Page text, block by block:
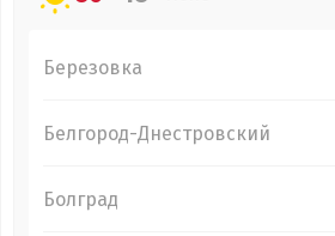
Березовка
Белгород-Днестровский
Болград